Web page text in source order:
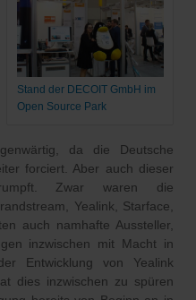
Stand der DECOIT GmbH im
Open Source Park
da die Deutsche
forciert. Aber auch dieser
Zwar waren die
Yealink, Starface,
auch namhafte Aussteller,
inzwischen mit Macht in
Entwicklung von Yealink
dies inzwischen zu spüren